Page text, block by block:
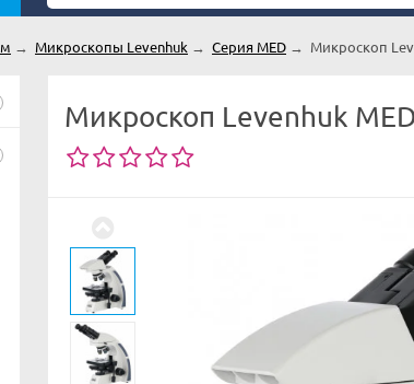
→ Микроскопы Levenhuk → Серия MED → Микроскоп
Микроскоп Levenhuk